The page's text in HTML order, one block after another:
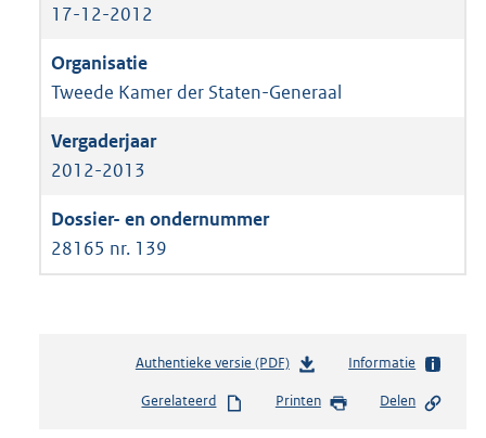
17-12-2012
Tweede Kamer der Staten-Generaal
2012-2013
28165 nr. 139
Authentieke versie (PDF)b
s
Informatie
Gerelateerd Printen Delen